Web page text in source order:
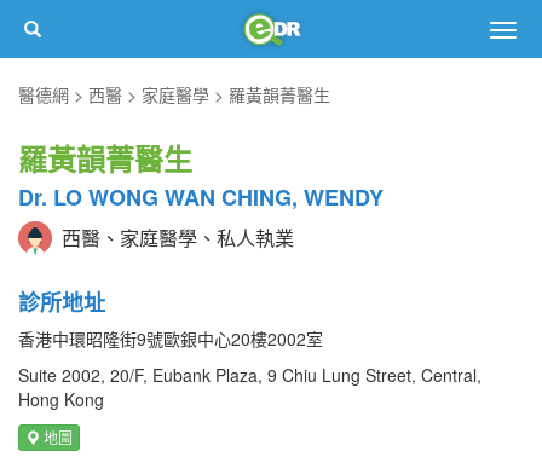
醫德網
西醫 家庭醫學 羅黃韻菁醫生
羅黃韻菁醫生
Dr. LO WONG WAN CHING, WENDY
西醫、家庭醫學、私人執業
診所地址
香港中環昭隆街9號歐銀中心20樓2002室
Suite 2002, 20/F, Eubank Plaza, 9 Chiu Lung Street, Central,
Hong Kong
地圖